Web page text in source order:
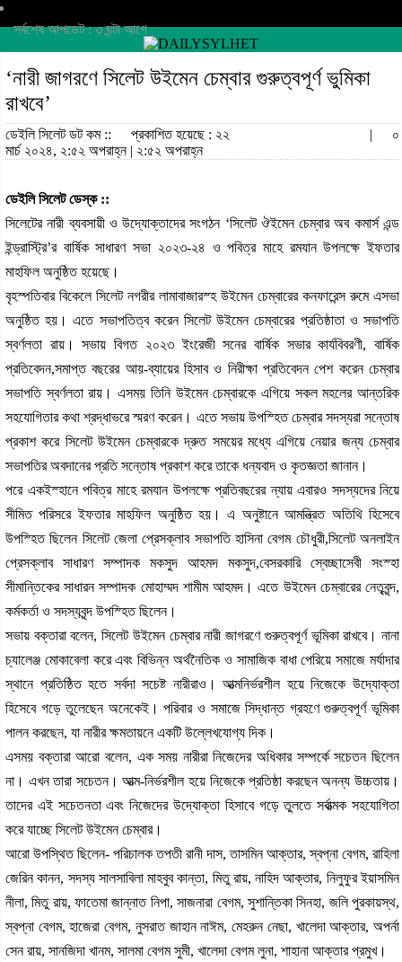
সর্বশেষ আপডেট : ৩ ঘন্টা আগে
‘নারী জাগরণে সিলেট উইমেন চেম্বার গুরুত্বপূর্ণ ভুমিকা
রাখবে’
ডেইলি সিলেট ডট কম ::
প্রকাশিত হয়েছে : ২২
মার্চ ২০২৪, ২:৫২ অপরাহ্ন | ২:৫২ অপরাহ্ন
| ০
ডেইলি সিলেট ডেস্ক ::
সিলেটের নারী ব্যবসায়ী ও উদ্যোক্তাদের সংগঠন ‘সিলেট ঔইমেন চেম্বার অব কমার্স এন্ড
ইন্ড্রাস্ট্রি’র বার্ষিক সাধারণ সভা ২০২৩-২৪ ও পবিত্র মাহে রমযান উপলক্ষে ইফতার
মাহফিল অনুষ্ঠিত হয়েছে।
বৃহস্পতিবার বিকেলে সিলেট নগরীর লামাবাজারস্হ উইমেন চেম্বারের কনফারেন্স রুমে এসভা
অনুষ্ঠিত হয়। এতে সভাপতিত্ব করেন সিলেট উইমেন চেম্বারের প্রতিষ্ঠাতা ও সভাপতি
স্বর্ণলতা রায়। সভায় বিগত ২০২৩ ইংরেজী সনের বার্ষিক সভার কার্যবিবরণী, বার্ষিক
প্রতিবেদন,সমাপ্ত বছরের আয়-ব্যায়ের হিসাব ও নিরীক্ষা প্রতিবেদন পেশ করেন চেম্বার
সভাপতি স্বর্ণলতা রায়। এসময় তিনি উইমেন চেম্বারকে এগিয়ে সকল মহলের আন্তরিক
সহযোগিতার কথা শ্রদ্ধাভরে স্মরণ করেন। এতে সভায় উপস্হিত চেম্বার সদস্যরা সন্তোষ
প্রকাশ করে সিলেট উইমেন চেম্বারকে দ্রুত সময়ের মধ্যে এগিয়ে নেয়ার জন্য চেম্বার
সভাপতির অবদানের প্রতি সন্তোষ প্রকাশ করে তাকে ধন্যবাদ ও কৃতজ্ঞতা জানান।
পরে একইস্হানে পবিত্র মাহে রমযান উপলক্ষে প্রতিবছরের ন্যায় এবারও সদস্যদের নিয়ে
সীমিত পরিসরে ইফতার মাহফিল অনুষ্ঠিত হয়। এ অনুষ্টানে আমন্ত্রিত অতিথি হিসেবে
উপস্হিত ছিলেন সিলেট জেলা প্রেসক্লাব সভাপতি হাসিনা বেগম চৌধুরী,সিলেট অনলাইন
প্রেসক্লাব সাধারণ সম্পাদক মকসুদ আহমদ মকসুদ,বেসরকারি স্বেচ্ছাসেবী সংস্হা
সীমান্তিকের সাধারন সম্পাদক মোহাম্মদ শামীম আহমদ। এতে উইমেন চেম্বারের নেতৃবৃন্দ,
কর্মকর্তা ও সদস্যবৃন্দ উপস্হিত ছিলেন।
সভায় বক্তারা বলেন, সিলেট উইমেন চেম্বার নারী জাগরণে গুরুত্বপূর্ণ ভূমিকা রাখবে। নানা
চ্যালেঞ্জ মোকাবেলা করে এবং বিভিন্ন অর্থনৈতিক ও সামাজিক বাধা পেরিয়ে সমাজে মর্যাদার
স্থানে প্রতিষ্ঠিত হতে সর্বদা সচেষ্ট নারীরাও। আত্মনির্ভরশীল হয়ে নিজেকে উদ্যোক্তা
হিসেবে গড়ে তুলেছেন অনেকেই। পরিবার ও সমাজে সিদ্ধান্ত গ্রহণে গুরুত্বপূর্ণ ভূমিকা
পালন করছেন, যা নারীর ক্ষমতায়নে একটি উল্লেখযোগ্য দিক।
এসময় বক্তারা আরো বলেন, এক সময় নারীরা নিজেদের অধিকার সম্পর্কে সচেতন ছিলেন
না। এখন তারা সচেতন। আত্ম-নির্ভরশীল হয়ে নিজেকে প্রতিষ্ঠা করছেন অনন্য উচ্চতায়।
তাদের এই সচেতনতা এবং নিজেদের উদ্যােক্তা হিসাবে গড়ে তুলতে সর্বাত্মক সহযোগিতা
করে যাচ্ছে সিলেট উইমেন চেম্বার।
আরো উপস্থিত ছিলেন- পরিচালক তপতী রানী দাস, তাসমিন আক্তার, স্বপ্না বেগম, রাহিলা
জেরিন কানন, সদস্য সালসাবিলা মাহবুব কান্তা, মিতু রায়, নাহিদ আক্তার, নিলুফুর ইয়াসমিন
নীলা, মিতু রায়, ফাতেমা জান্নাত নিপা, সাজনারা বেগম, সুশান্তিকা সিনহা, জলি পুরকায়স্থ,
স্বপ্না বেগম, হাজেরা বেগম, নুসরাত জাহান নাঈম, মেহরুন নেছা, খালেদা আক্তার, অপর্না
সেন রায়, সানজিদা খানম, সালমা বেগম সুমী, খালেদা বেগম লুনা, শাহানা আক্তার প্রমুখ।